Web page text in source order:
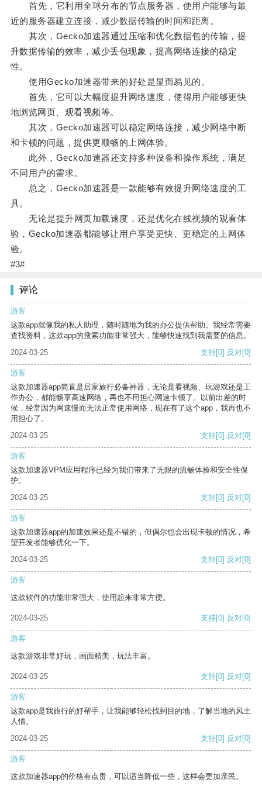
首先，它利用全球分布的节点服务器，使用户能够与最
近的服务器建立连接，减少数据传输的时间和距离。
其次，Gecko加速器通过压缩和优化数据包的传输，提
升数据传输的效率，减少丢包现象，提高网络连接的稳定
性。
使用Gecko加速器带来的好处是显而易见的。
首先，它可以大幅度提升网络速度，使得用户能够更快
地浏览网页、观看视频等。
其次，Gecko加速器可以稳定网络连接，减少网络中断
和卡顿的问题，提供更顺畅的上网体验。
此外，Gecko加速器还支持多种设备和操作系统，满足
不同用户的需求。
总之，Gecko加速器是一款能够有效提升网络速度的工
具。
无论是提升网页加载速度，还是优化在线视频的观看体
验，Gecko加速器都能够让用户享受更快、更稳定的上网体
验。
#3#
评论
游客
这款app就像我的私人助理，随时随地为我的办公提供帮助。我经常需要
查找资料，这款app的搜索功能非常强大，能够快速找到我需要的信息。
2024-03-25
支持[0] 反对[0]
游客
这款加速器app简直是居家旅行必备神器，无论是看视频、玩游戏还是工
作办公，都能畅享高速网络，再也不用担心网速卡顿了。以前出差的时
候，经常因为网速慢而无法正常使用网络，现在有了这个app，我再也不
用担心了。
2024-03-25
支持[0] 反对[0]
游客
这款加速器VPM应用程序已经为我们带来了无限的流畅体验和安全性保
护。
2024-03-25
支持[0] 反对[0]
游客
这款加速器app的加速效果还是不错的，但偶尔也会出现卡顿的情况，希
望开发者能够优化一下。
2024-03-25
支持[0] 反对[0]
游客
这款软件的功能非常强大，使用起来非常方便。
2024-03-25 支持[0] 反对[0]
游客
这款游戏非常好玩，画面精美，玩法丰富。
2024-03-25 支持[0] 反对[0]
游客
这款app是我旅行的好帮手，让我能够轻松找到目的地，了解当地的风土
人情。
2024-03-25
支持[0] 反对[0]
游客
这款加速器app的价格有点贵，可以适当降低一些，这样会更加亲民。